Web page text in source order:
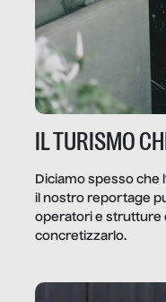
IL TURISMO
Diciamo spesso che
il nostro reportage
operatori e strutture
concretizzarlo.